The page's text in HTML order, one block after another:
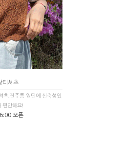
티셔츠
츠,잔주름 원단에 신축성있
편안해요!
오픈